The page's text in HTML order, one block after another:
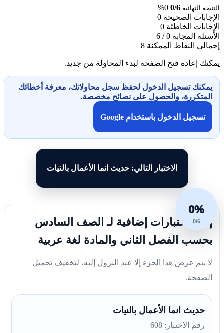
النتيجة النهائية 0/6
0%
الإجابات الصحيحة 0
الإجابات الخاطئة 0
الأسئلة المجابة 0 / 6
إجمالي النقاط الممكنة 8
يمكنك إعادة فتح الصفحة لبدء المحاولة من جديد.
يمكنك تسجيل الدخول لحفظ سجل محاولاتك، معرفة أخطائك
المتكررة، والحصول على نصائح مخصصة.
تسجيل الدخول باستخدام Google
الاختبار التالي: حديث انما الأعمال بالنيات
0%
0/6
إليك اختبارات إضافية لـ الصف السادس
بحسب الفصل الثاني والمادة لغة عربية
لا يتم عرض هذا الجزء إلا عند النزول إليه، لتخفيف تحميل
الصفحة.
حديث انما الأعمال بالنيات
رقم الاختبار: 608